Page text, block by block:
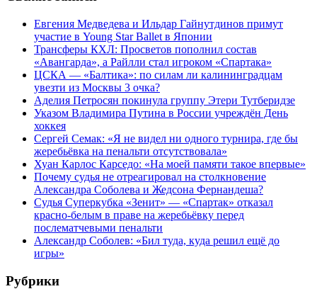
Евгения Медведева и Ильдар Гайнутдинов примут
участие в Young Star Ballet в Японии
Трансферы КХЛ: Просветов пополнил состав
«Авангарда», а Райлли стал игроком «Спартака»
ЦСКА — «Балтика»: по силам ли калининградцам
увезти из Москвы 3 очка?
Аделия Петросян покинула группу Этери Тутберидзе
Указом Владимира Путина в России учреждён День
хоккея
Сергей Семак: «Я не видел ни одного турнира, где бы
жеребьёвка на пенальти отсутствовала»
Хуан Карлос Карседо: «На моей памяти такое впервые»
Почему судья не отреагировал на столкновение
Александра Соболева и Жедсона Фернандеша?
Судья Суперкубка «Зенит» — «Спартак» отказал
красно-белым в праве на жеребьёвку перед
послематчевыми пенальти
Александр Соболев: «Бил туда, куда решил ещё до
игры»
Рубрики